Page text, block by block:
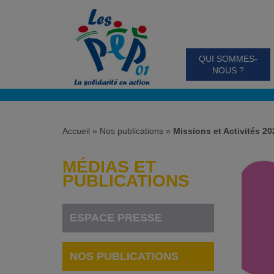
QUI SOMMES-
NOUS ?
Accueil » Nos publications » Missions et Activités
MÉDIAS ET
PUBLICATIONS
ESPACE PRESSE
NOS PUBLICATIONS